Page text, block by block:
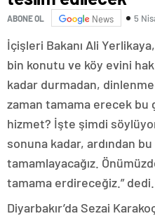
ABONE OL News 5
İçişleri Bakanı Ali
bin konutu ve köy evini
kadar durmadan,
zaman tamama erecek bu
hizmet? İşte şimdi
sonuna kadar, ardından bu
tamamlayacağız.
tamama erdireceğiz.” dedi.
Diyarbakır’da Sezai